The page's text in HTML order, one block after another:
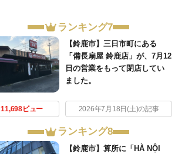
ランキング7
【鈴鹿市】三日市町にある
「備長扇屋 鈴鹿店」が、7月12
日の営業をもって閉店してい
ました。
11,698ビュー 2026年7月18日(土)の記事
ランキング8
【鈴鹿市】算所に「HÀ NỘI